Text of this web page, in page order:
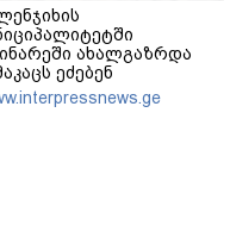
ახალგაზრდა
ეძებენ